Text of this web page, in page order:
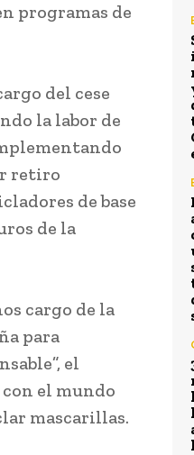
programas de
del cese
la labor de
retiro
de base
de la
cargo de la
para
el
el mundo
mascarillas.